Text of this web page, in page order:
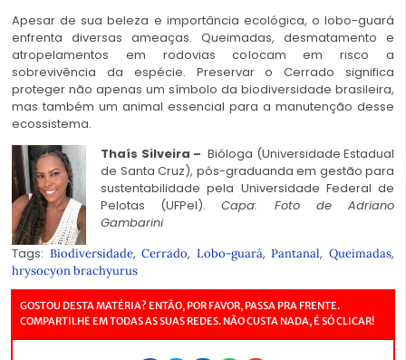
Apesar de sua beleza e importância ecológica, o lobo-guará
enfrenta diversas ameaças. Queimadas, desmatamento e
atropelamentos em rodovias colocam em risco a
sobrevivência da espécie. Preservar o Cerrado significa
proteger não apenas um símbolo da biodiversidade brasileira,
mas também um animal essencial para a manutenção desse
ecossistema.
Thaís Silveira – Bióloga (Universidade Estadual
de Santa Cruz), pós-graduanda em gestão para
sustentabilidade pela Universidade Federal de
Pelotas (UFPel).Capa: Foto de Adriano
Gambarini
Tags: Biodiversidade,Cerrado, Lobo-guará,Pantanal,Queimadas,
hrysocyon brachyurus
GOSTOU DESTA MATÉRIA? ENTÃO, POR FAVOR, PASSA PRA FRENTE.
COMPARTILHE EM TODAS AS SUAS REDES. NÃO CUSTA NADA, É SÓ CLICAR!